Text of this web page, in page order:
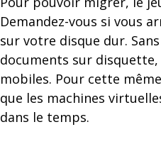
Demandez-vous si vous
sur votre disque dur.
documents sur
mobiles. Pour cette
que les machines
dans le temps.